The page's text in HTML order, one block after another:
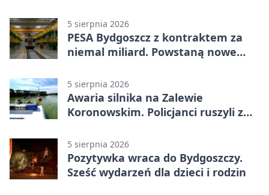
5 sierpnia 2026
PESA Bydgoszcz z kontraktem za
niemal miliard. Powstaną nowe
5 sierpnia 2026
Awaria silnika na Zalewie
Koronowskim. Policjanci ruszyli z
5 sierpnia 2026
Pozytywka wraca do Bydgoszczy.
Sześć wydarzeń dla dzieci i rodzin